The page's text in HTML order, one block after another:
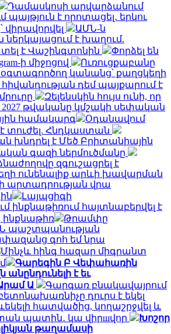
Դամասկոսի արվարձանում
պայթյուն է որոտացել․ երկու
վիրավորվել
ԱՄՆ-ն
է խաղում.
է Վաշինգտոնին
Փորձել են
ի միջոցով
Ուռուցքաբանը
օգտագործող կանանց՝ քաղցկեղի
հիվանդության դեմ պայքարում է
Զելենսկին հույս ունի, որ
2027 թվականը կմշակի սեփական
համակարգ
Օդանավում
տուժել. Հնդկաստան
խնդրել է Մեծ Բրիտանիային
գազի ներմուծմանը
զգուշացրել է
ունենալիք արևի խավարման
արտադրության վրա
Լայպցիգի
ինքնաթիռում հայտնաբերվել է
ինքնաթիռ
Թրամփը
պաշտպանության
գոհ եմ նրա
Մինչև հինգ հազար միգրանտ
Գարեգին Բ Վեփահառին
է եւ
Ա
Գարգառ բնակավայրում
դուրս է եկել
հատվածից, կողաշրջվել և
պատին․ կա վիրшվոր
Խոշոր
թաղամասի